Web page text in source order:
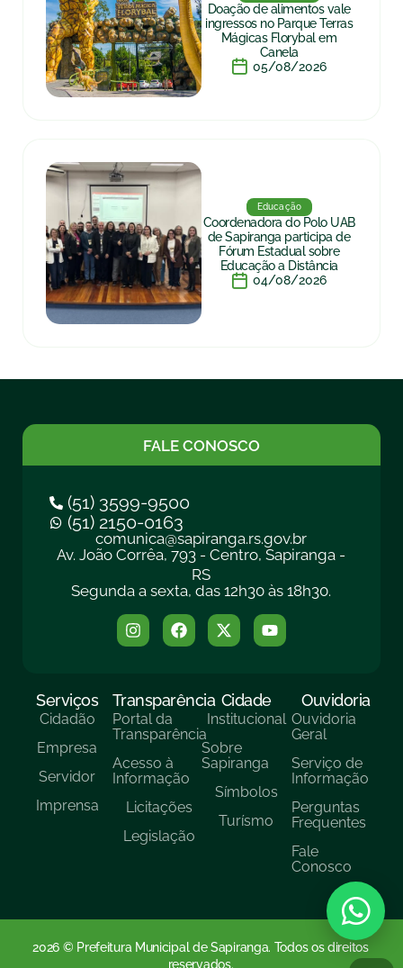
Doação de alimentos vale
ingressos no Parque Terras
Mágicas Florybal em
Canela
05/08/2026
Educação
Coordenadora do Polo UAB
de Sapiranga participa de
Fórum Estadual sobre
Educação a Distância
04/08/2026
FALE CONOSCO
(51) 3599-9500
(51) 2150-0163
comunica@sapiranga.rs.gov.br
Av. João Corrêa, 793 - Centro, Sapiranga -
RS
Segunda a sexta, das 12h30 às 18h30.
Serviços
Cidadão
Empresa
Servidor
Imprensa
Transparência
Portal da
Transparência
Acesso à
Informação
Licitações
Legislação
Cidade
Institucional
Sobre
Sapiranga
Símbolos
Turísmo
Ouvidoria
Ouvidoria
Geral
Serviço de
Informação
Perguntas
Frequentes
Fale
Conosco
2026 © Prefeitura Municipal de Sapiranga. Todos os direitos
reservados.